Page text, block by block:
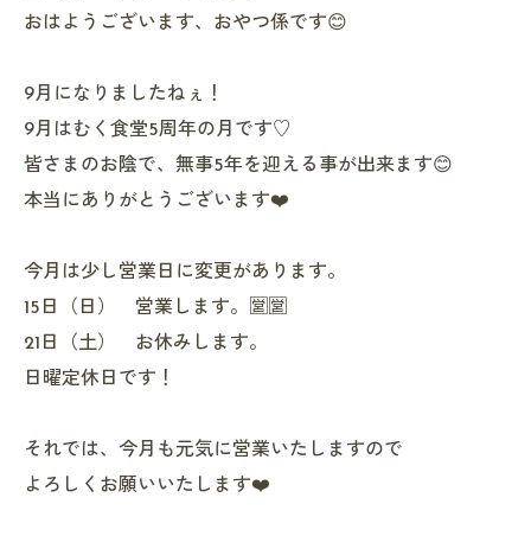
おはようございます、おやつ係です😊
9月になりましたねぇ！
9月はむく食堂5周年の月です♡
皆さまのお陰で、無事5年を迎える事が出来ます😊
本当にありがとうございます❤️
今月は少し営業日に変更があります。
15日（日） 営業します。🈺🈺
21日（土） お休みします。
日曜定休日です！
それでは、今月も元気に営業いたしますので
よろしくお願いいたします❤️